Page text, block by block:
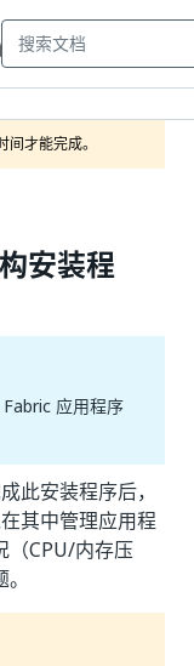
才能完成。
安装程
应用程序
此安装程序后，
其中管理应用程
（CPU/内存压